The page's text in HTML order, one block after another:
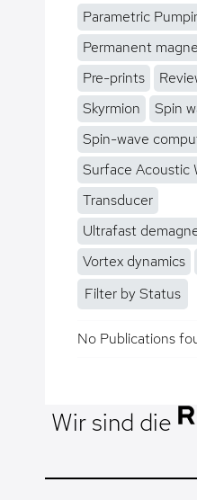
Parametric
Permanent
Pre-prints
Skyrmion
Spin
Spin-wave
Surface Acoustic
Transducer
Ultrafast
Vortex dynamics
Filter by Status
No Publications
Wir sind die